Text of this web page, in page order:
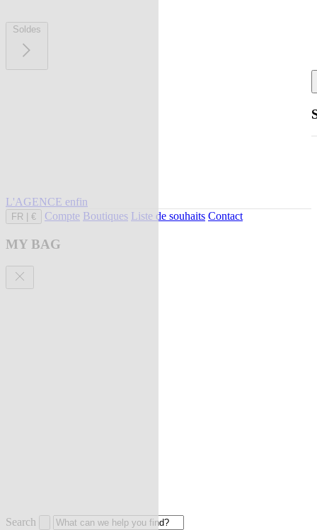
Soldes
L'AGENCE enfin
FR € Compte Boutiques Liste de souhaits Contact
MY BAG
Search